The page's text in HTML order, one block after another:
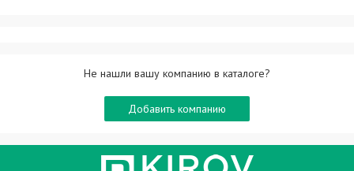
Не нашли вашу компанию в каталоге?
Добавить компанию